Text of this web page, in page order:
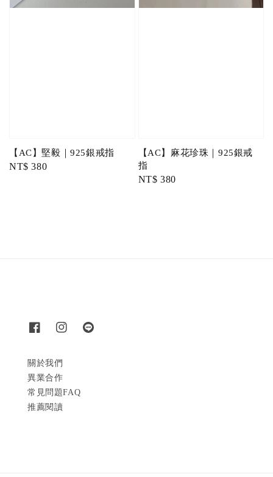
【AC】堅毅｜925銀戒指
Regular
NT$ 380
【AC】麻花珍珠｜925銀戒
指
Regular
NT$ 380
關於我們
異業合作
常見問題FAQ
推薦閱讀